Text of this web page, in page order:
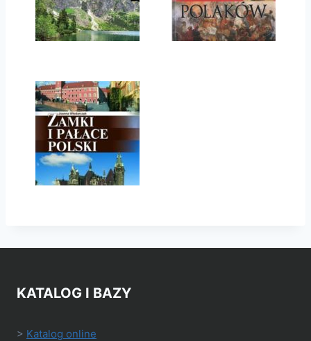
KATALOG I BAZY
> Katalog online